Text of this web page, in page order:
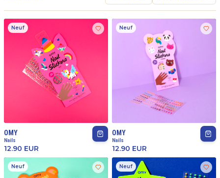
Neuf
OMY
Nails
12.90 EUR
Neuf
OMY
Nails
12.90 EUR
Neuf Neuf